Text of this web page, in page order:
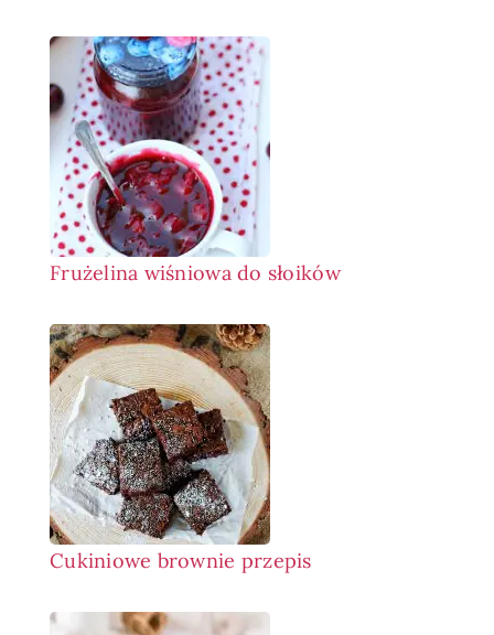
Frużelina wiśniowa do słoików
Cukiniowe brownie przepis